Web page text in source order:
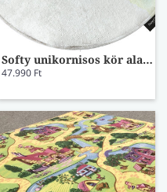
Softy unikornisos kör alakú szőnyeg
47.990 Ft